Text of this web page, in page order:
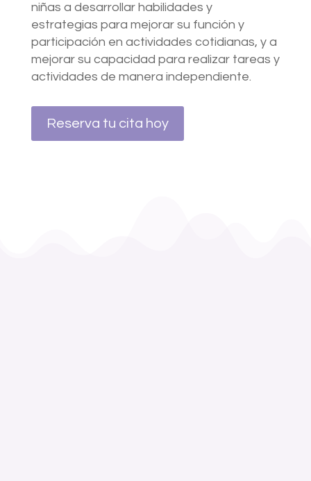
niñas a desarrollar habilidades y
estrategias para mejorar su función y
participación en actividades cotidianas, y a
mejorar su capacidad para realizar tareas y
actividades de manera independiente.
Reserva tu cita hoy